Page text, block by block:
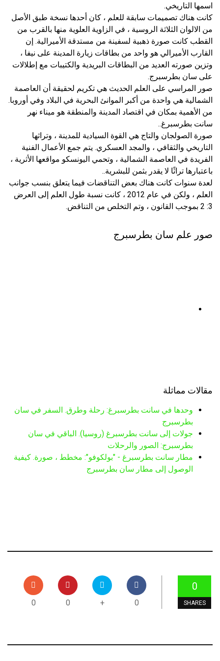
اسمها التاريخي.
كانت هناك تصميمات سابقة للعلم ، كان أحدها نسخة طبق الأصل
من الالوان الثلاثة الروسية ، في الزاوية العلوية منها بالقرب من
القطب كانت صورة ذهبية لسفينة من مستدقة الأميرالية. إن
القارب الأميرالي هو واحد من بطاقات زيارة المدينة على نيفا ،
وتزين صورته العديد من البطاقات البريدية والكتيبات مع إطلالات
على سان بطرسبرج.
صور المراسي على العلم الحديث هي تكريم لحقيقة أن العاصمة
الشمالية هي واحدة من أكبر الموانئ البحرية في البلاد وفي أوروبا.
من الأهمية بمكان في اقتصاد المدينة والمنطقة هو ميناء نهر
سانت بطرسبرغ..
صورة الصولجان والتاج هي القوة السيادية للمدينة ، وتراثها
التاريخي والثقافي ، والمجد العسكري. يتم جمع الأعمال الفنية
الفريدة في العاصمة الشمالية ، وتحمي اليونسكو مواقعها الأثرية ،
باعتبارها تراثًا لا يقدر بثمن للبشرية..
لعدة سنوات كانت هناك بعض التناقضات فيما يتعلق بنسب جوانب
العلم ، ولكن في عام 2012 ، كانت نسبة طول العلم إلى العرض
3: 2 بموجب القانون ، وتم التخلص من التناقض.
صور علم سان بطرسبرج
مقالات مماثلة
وحدها في سانت بطرسبرغ: رحلة وطرق. السفر في سان
بطرسبرج
جولات إلى سانت بطرسبرغ (روسيا). الباقي في سان
بطرسبرج: الصور والرحلات
مطار سانت بطرسبرغ - "بولكوفو": مخطط ، صورة. كيفية
الوصول إلى مطار سان بطرسبرج
0
SHARES
0
+
0
0